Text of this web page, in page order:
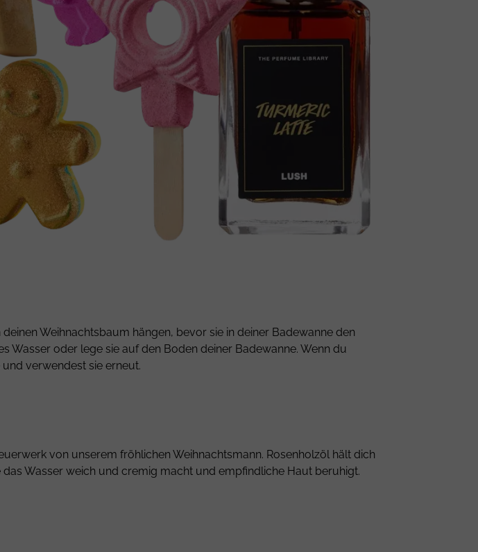
Weihnachtsbaum hängen, bevor sie in deiner Badewanne den
Wasser oder lege sie auf den Boden deiner Badewanne. Wenn du
verwendest sie erneut.
von unserem fröhlichen Weihnachtsmann. Rosenholzöl hält dich
Wasser weich und cremig macht und empfindliche Haut beruhigt.